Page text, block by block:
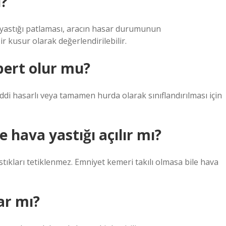
patlaması, aracın hasar durumunun
kusur olarak değerlendirilebilir.
olur mu?
hasarlı veya tamamen hurda olarak sınıflandırılması için
yastığı açılır mı?
tetiklenmez. Emniyet kemeri takılı olmasa bile hava
mı?